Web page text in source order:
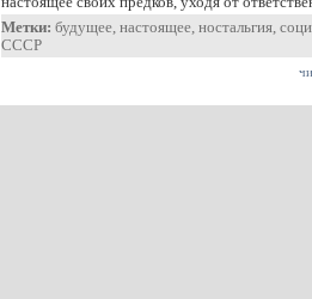
Метки: будущее, настоящее, ностальгия,
СССР